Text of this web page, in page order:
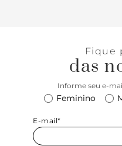
Fique
das
Informe seu e-
Feminino
E-mail*